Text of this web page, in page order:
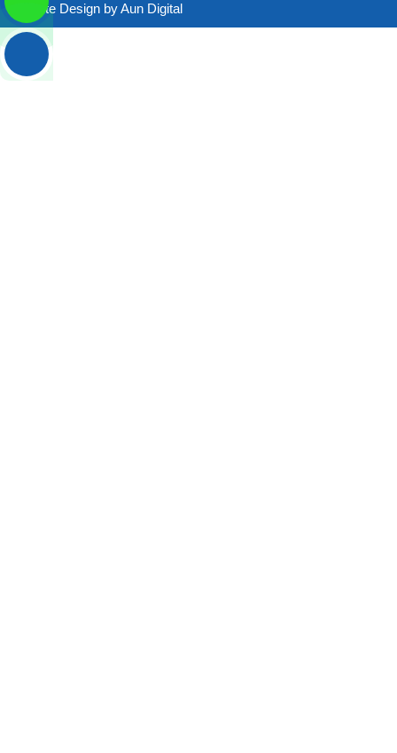
Website Design byAun Digital